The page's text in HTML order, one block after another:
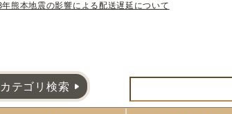
年熊本地震の影響による配送遅延について
カテゴリ検索